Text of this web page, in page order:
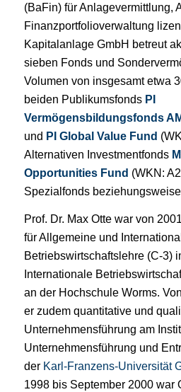
(BaFin) für Anlagevermittlung,
Finanzportfolioverwaltung
Kapitalanlage GmbH betreut
sieben Fonds und
Volumen von insgesamt etwa
beiden Publikumsfonds PI
Vermögensbildungsfonds
und PI Global Value Fund
Alternativen Investmentfonds
Opportunities Fund (WKN:
Spezialfonds
Prof. Dr. Max Otte war von
für Allgemeine und
Betriebswirtschaftslehre (C-3)
Internationale
an der Hochschule Worms.
er zudem quantitative und
Unternehmensführung am
Unternehmensführung und
der Karl-Franzens-Universität
1998 bis September 2000 war